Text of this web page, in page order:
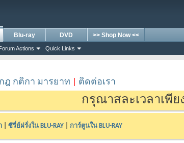
Actions Quick Links
Blu-ray DVD >> Shop Now <<
กฎ กติกา มารยาท ติดต่อเรา
กรุณาสละเวลาเพีย
ซีรี่ย์ฝรั่งใน BLU-RAY การ์ตูนใน BLU-RAY